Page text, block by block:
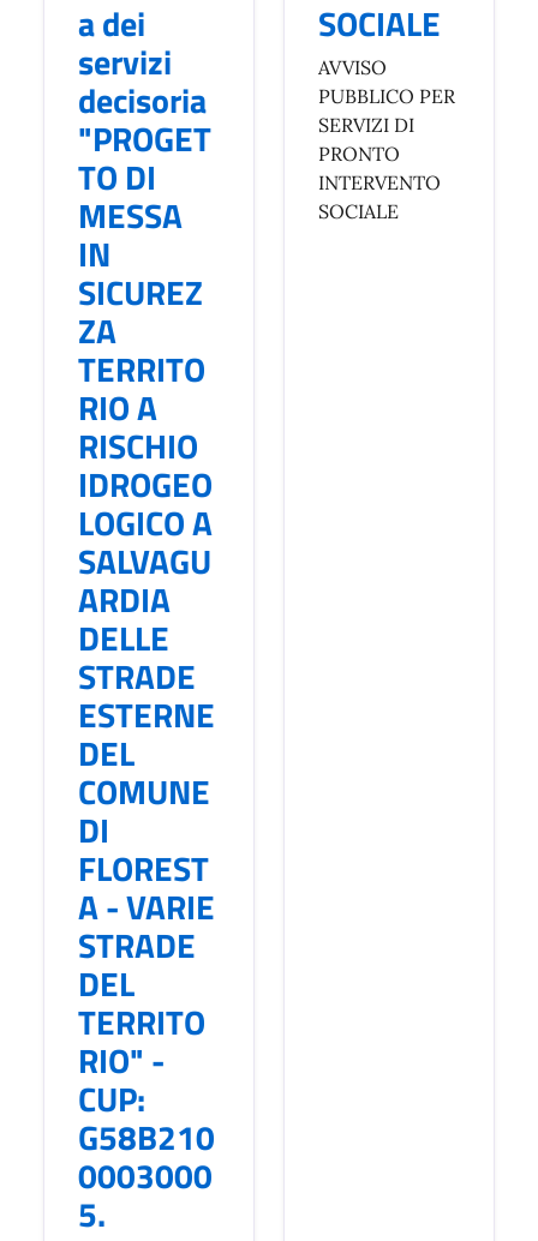
a dei
servizi
decisoria
"PROGET
TO DI
MESSA
IN
SICUREZ
ZA
TERRITO
RIO A
RISCHIO
IDROGEO
LOGICO A
SALVAGU
ARDIA
DELLE
STRADE
ESTERNE
DEL
COMUNE
DI
FLOREST
A - VARIE
STRADE
DEL
TERRITO
RIO" -
CUP:
G58B210
0003000
5.
SOCIALE
AVVISO
PUBBLICO PER
SERVIZI DI
PRONTO
INTERVENTO
SOCIALE